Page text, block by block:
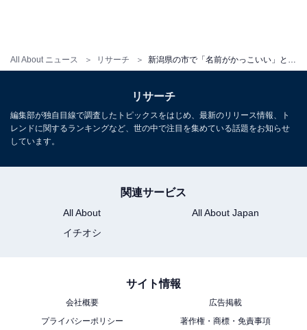
All About ニュース リサーチ
ル賞の晩餐会で使用された実績もあります。シャープで
でありながら圧倒的なスピード感と洗練されたモダンさ
をあわせ持つ、非の打ち所がないかっこよさです。
「『燕』という漢字が美しく、一文字なのに強い印
象を残すからです。読みやすく覚えやすい上に、ど
こかスタイリッシュな響きがあります」（30代女性
「なかなか使わない漢字で素敵な名前だと思うか
リサーチ
編集部が独自目線で調査したトピックスをはじめ、最新のリリース情報、ト
レンドに関するランキングなど、世の中で注目を集めている話題をお知らせ
しています。
関連サービス
All About
All About Japan
イチオシ
サイト情報
会社概要
広告掲載
プライバシーポリシー
著作権・商標・免責事項